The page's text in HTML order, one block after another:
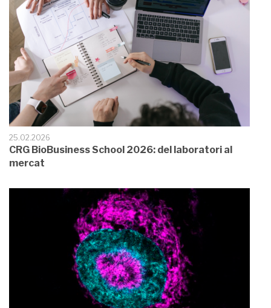
25.02.2026
CRG BioBusiness School 2026: del laboratori al
mercat